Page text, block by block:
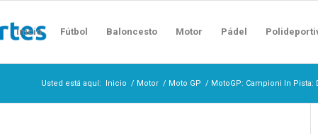
Inicio Fútbol Baloncesto Motor Pádel
Usted está aquí: Inicio / Motor / Moto GP / MotoGP: Campioni In